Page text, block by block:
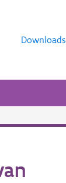
Downloads